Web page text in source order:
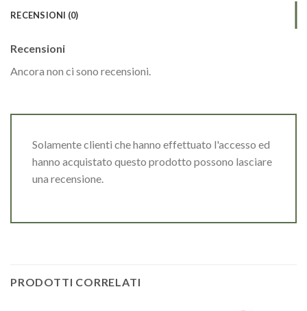
RECENSIONI (0)
Recensioni
Ancora non ci sono recensioni.
Solamente clienti che hanno effettuato l'accesso ed
hanno acquistato questo prodotto possono lasciare
una recensione.
PRODOTTI CORRELATI